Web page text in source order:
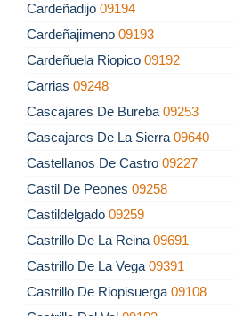
Cardeñadijo 09194
Cardeñajimeno 09193
Cardeñuela Riopico 09192
Carrias 09248
Cascajares De Bureba 09253
Cascajares De La Sierra 09640
Castellanos De Castro 09227
Castil De Peones 09258
Castildelgado 09259
Castrillo De La Reina 09691
Castrillo De La Vega 09391
Castrillo De Riopisuerga 09108